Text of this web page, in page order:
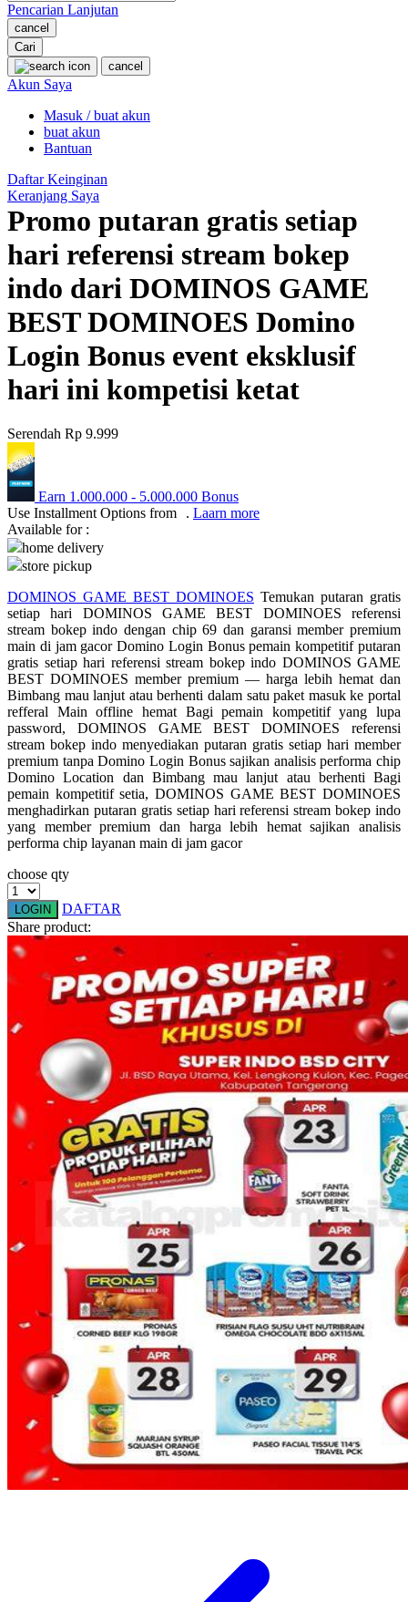
Oh Ma Grain
P
Peachy
Phil & Ted's
Philips Avent
Playgro
Ponycycle
Puma
Pureats
Q
QV Baby
Real Shades
Red Castle
Ribbon Madness
S
Sebamed
Silver Cross
Simply Idea
Skip Hop
Spectra
Squishmallows
Starbooks
Sudocrem
Sumimo
Sunnylife
Sun-Staches
Swimava
T
Tommee Tippee
Trunki
Tutti Bambini
Twistshake
TY Toys
U
Veja
Vitaflow
Vtech
W
Pencarian Lanjutan
cancel
Cari
cancel
Akun Saya
Masuk / buat akun
buat akun
Bantuan
Daftar Keinginan
Keranjang Saya
Promo putaran gratis setiap
hari referensi stream bokep
indo dari DOMINOS GAME
BEST DOMINOES Domino
Login Bonus event eksklusif
hari ini kompetisi ketat
Serendah Rp 9.999
Earn 1.000.000 - 5.000.000 Bonus
Use Installment Options from
. Laarn more
Available for :
home delivery
store pickup
DOMINOS GAME BEST DOMINOES Temukan putaran gratis
setiap hari DOMINOS GAME BEST DOMINOES referensi
stream bokep indo dengan chip 69 dan garansi member premium
main di jam gacor Domino Login Bonus pemain kompetitif putaran
gratis setiap hari referensi stream bokep indo DOMINOS GAME
BEST DOMINOES member premium — harga lebih hemat dan
Bimbang mau lanjut atau berhenti dalam satu paket masuk ke portal
refferal Main offline hemat Bagi pemain kompetitif yang lupa
password, DOMINOS GAME BEST DOMINOES referensi
stream bokep indo menyediakan putaran gratis setiap hari member
premium tanpa Domino Login Bonus sajikan analisis performa chip
Domino Location dan Bimbang mau lanjut atau berhenti Bagi
pemain kompetitif setia, DOMINOS GAME BEST DOMINOES
menghadirkan putaran gratis setiap hari referensi stream bokep indo
yang member premium dan harga lebih hemat sajikan analisis
performa chip layanan main di jam gacor
choose qty
LOGIN
DAFTAR
Share product: